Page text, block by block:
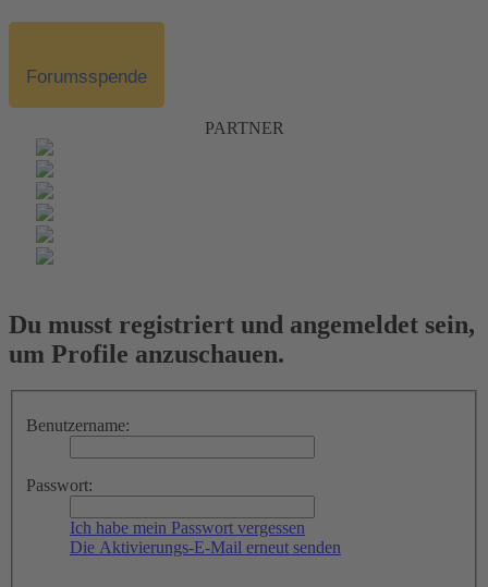
Forumsspende
PARTNER
Du musst registriert und angemeldet sein,
um Profile anzuschauen.
Benutzername:
Passwort:
Ich habe mein Passwort vergessen
Die Aktivierungs-E-Mail erneut senden